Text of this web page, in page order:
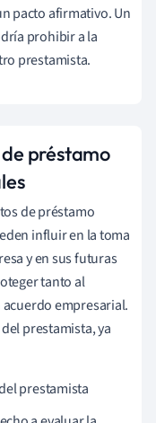
pacto afirmativo. Un
prohibir a la
prestamista.
préstamo
de préstamo
influir en la toma
y en sus futuras
tanto al
empresarial.
prestamista, ya
prestamista